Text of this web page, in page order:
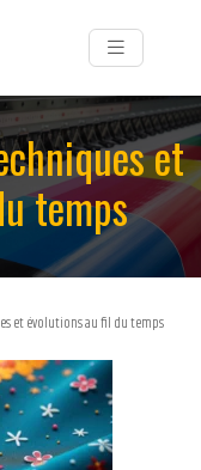
et
temps
et évolutions au fil du temps